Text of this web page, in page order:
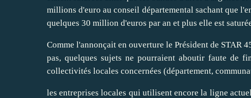
millions d'euro au conseil départemental sachant que
quelques 30 million d'euros par an et plus elle est
Comme l'annonçait en ouverture le Président de STAR
pas, quelques sujets ne pourraient aboutir faute de
collectivités locales concernées (département,
les entreprises locales qui utilisent encore la ligne